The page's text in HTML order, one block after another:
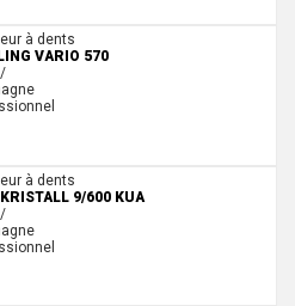
à dents
VARIO 570
à dents
9/600 KUA